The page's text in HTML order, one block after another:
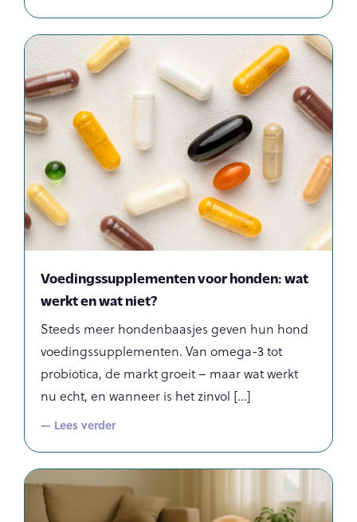
Voedingssupplementen voor honden: wat
werkt en wat niet?
Steeds meer hondenbaasjes geven hun hond
voedingssupplementen. Van omega-3 tot
probiotica, de markt groeit – maar wat werkt
nu echt, en wanneer is het zinvol
— Lees verder